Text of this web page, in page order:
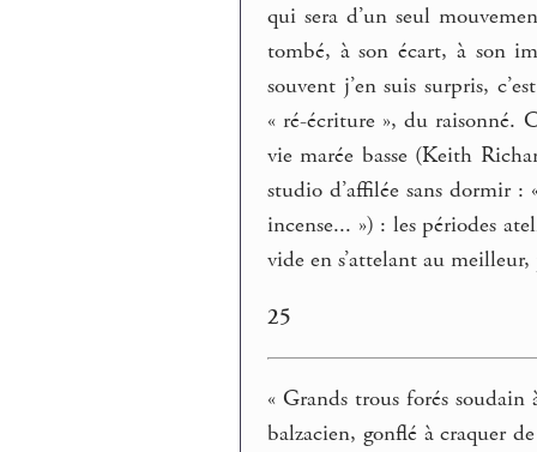
qui sera d’un seul
tombé, à son écart, à son
souvent j’en suis surpris,
« ré-écriture », du raisonné.
vie marée basse (Keith
studio d’affilée sans dormir
incense... ») : les périodes
vide en s’attelant au meilleur,
25
« Grands trous forés
balzacien, gonflé à craquer